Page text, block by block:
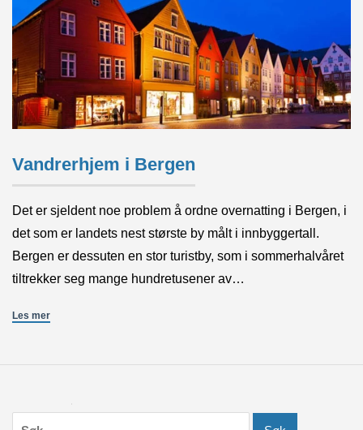
Vandrerhjem i Bergen
Det er sjeldent noe problem å ordne overnatting i Bergen, i
det som er landets nest største by målt i innbyggertall.
Bergen er dessuten en stor turistby, som i sommerhalvåret
tiltrekker seg mange hundretusener av…
Les mer